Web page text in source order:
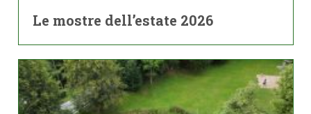
Le mostre dell’estate 2026